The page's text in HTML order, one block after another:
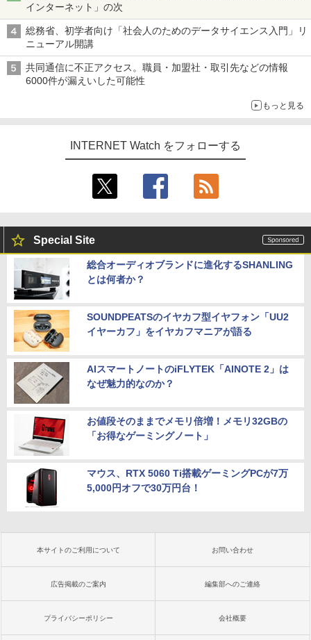
インターネット」の次
総務省、初学者向け「社会人のためのデータサイエンス入門」リ
ニューアル開講
共同通信に不正アクセス。職員・加盟社・取引先などの情報
6000件が漏えいした可能性
もっと見る
INTERNET Watch をフォローする
Special Site
総合オーディオブランドに進化するSHANLING
とは何者か？
SOUNDPEATSのイヤカフ型イヤフォン「UU2
イヤーカフ」をイヤカフマニアが語る
AIスマートノートのiFLYTEK「AINOTE 2」は
なぜ魅力的なのか？
お値段そのままでメモリ倍増！メモリ32GBの
「お得なゲーミングノート」
マウス、RTX 5060 Ti搭載ゲーミングPCが7万
5,000円オフで30万円台！
本サイトのご利用について お問い合わせ
広告掲載のご案内 編集部へのご連絡
プライバシーポリシー 会社概要